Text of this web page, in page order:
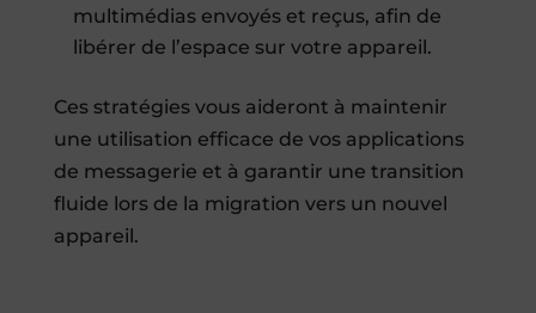
multimédias envoyés et reçus, afin de
libérer de l’espace sur votre appareil.
Ces stratégies vous aideront à maintenir
une utilisation efficace de vos applications
de messagerie et à garantir une transition
fluide lors de la migration vers un nouvel
appareil.